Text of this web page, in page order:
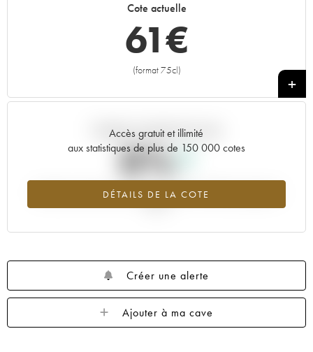
Cote actuelle
61€
(format 75cl)
+
Accès gratuit et illimité
aux statistiques de plus de 150 000 cotes
DÉTAILS DE LA COTE
Tendance actuelle de la cote
0%
Tendance à la hausse du millésime 2003 en 2026 par rapport à
Créer une alerte
Ajouter à ma cave